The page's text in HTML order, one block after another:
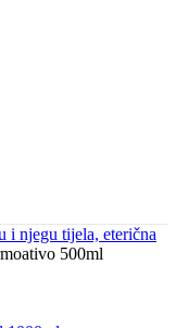
i njegu tijela, eterična
500ml